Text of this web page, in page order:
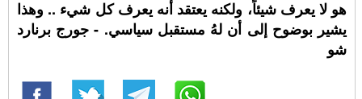
هو لا يعرف شيئاً، ولكنه يعتقد أنه يعرف كل شيء .. وهذا
يشير بوضوح إلى أن لهُ مستقبل سياسي. - جورج برنارد
شو